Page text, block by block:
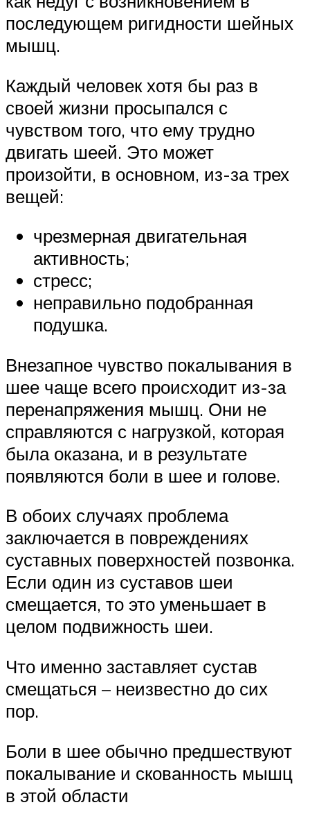
последующем ригидности шейных
мышц.
Каждый человек хотя бы раз в
своей жизни просыпался с
чувством того, что ему трудно
двигать шеей. Это может
произойти, в основном, из-за трех
вещей:
чрезмерная двигательная
активность;
стресс;
неправильно подобранная
подушка.
Внезапное чувство покалывания в
шее чаще всего происходит из-за
перенапряжения мышц. Они не
справляются с нагрузкой, которая
была оказана, и в результате
появляются боли в шее и голове.
В обоих случаях проблема
заключается в повреждениях
суставных поверхностей позвонка.
Если один из суставов шеи
смещается, то это уменьшает в
целом подвижность шеи.
Что именно заставляет сустав
смещаться – неизвестно до сих
пор.
Боли в шее обычно предшествуют
покалывание и скованность мышц
в этой области